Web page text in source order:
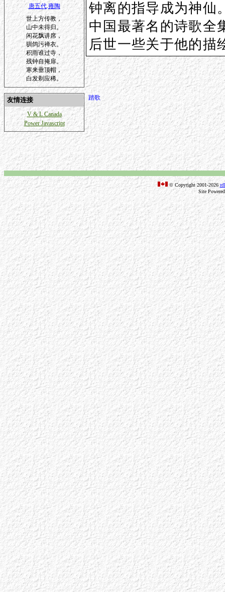
唐五代.雍陶
世上方传教，
山中未得归。
闲花飘讲席，
驯鸽污禅衣。
积雨谁过寺，
残钟自掩扉。
寒来垂顶帽，
白发剃应稀。
友情连接
V & L Canada
Power Javascript
钟离的指导成为神仙
中国最著名的诗歌全
后世一些关于他的
踏歌
© Copyright 2001-2026
Site